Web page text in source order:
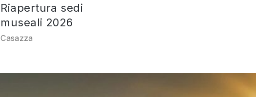
Riapertura sedi
museali 2026
Casazza